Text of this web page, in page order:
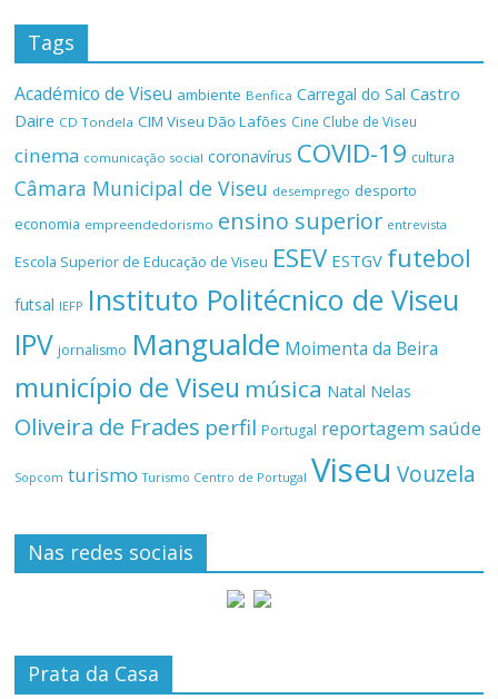
Tags
Académico de Viseu ambiente Benfica Carregal do Sal Castro
Daire CD Tondela CIM Viseu Dão Lafões Cine Clube de Viseu
cinema comunicação social coronavírus COVID-19 cultura
Câmara Municipal de Viseu desemprego desporto
economia empreendedorismo ensino superior entrevista
Escola Superior de Educação de Viseu ESEV ESTGV futebol
futsal IEFP Instituto Politécnico de Viseu
IPV jornalismo Mangualde Moimenta da Beira
município de Viseu música Natal Nelas
Oliveira de Frades perfil Portugal reportagemsaúde
Sopcom turismo Turismo Centro de Portugal Viseu Vouzela
Nas redes sociais
Prata da Casa